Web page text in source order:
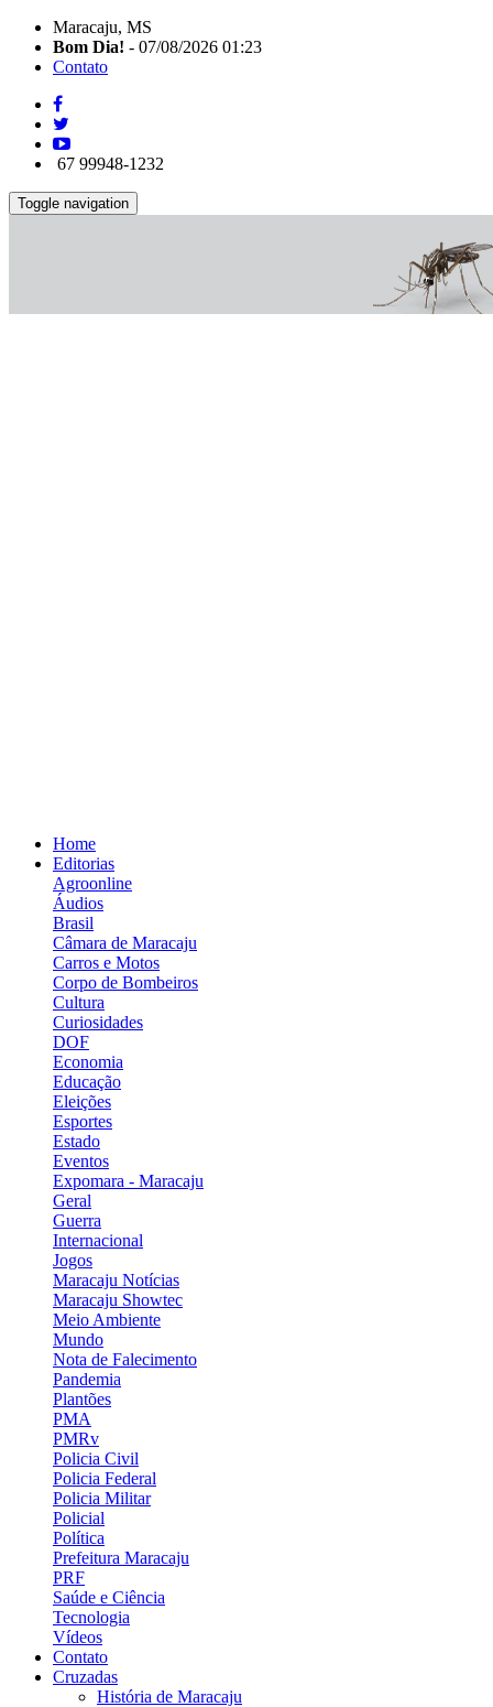
Maracaju, MS
Bom Dia! - 07/08/2026 01:23
Contato
67 99948-1232
Toggle navigation
Home
Editorias
Agroonline
Áudios
Brasil
Câmara de Maracaju
Carros e Motos
Corpo de Bombeiros
Cultura
Curiosidades
DOF
Economia
Educação
Eleições
Esportes
Estado
Eventos
Expomara - Maracaju
Geral
Guerra
Internacional
Jogos
Maracaju Notícias
Maracaju Showtec
Meio Ambiente
Mundo
Nota de Falecimento
Pandemia
Plantões
PMA
PMRv
Policia Civil
Policia Federal
Policia Militar
Policial
Política
Prefeitura Maracaju
PRF
Saúde e Ciência
Tecnologia
Vídeos
Contato
Cruzadas
História de Maracaju